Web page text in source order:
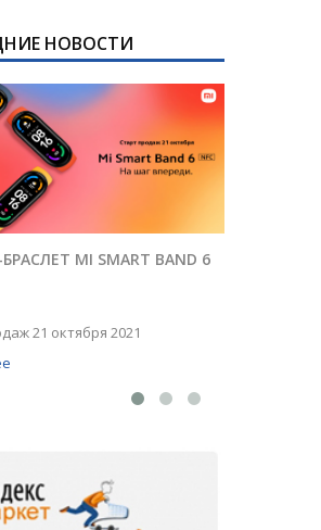
НОВОСТИ
MI SMART BAND 6
21 октября 2021